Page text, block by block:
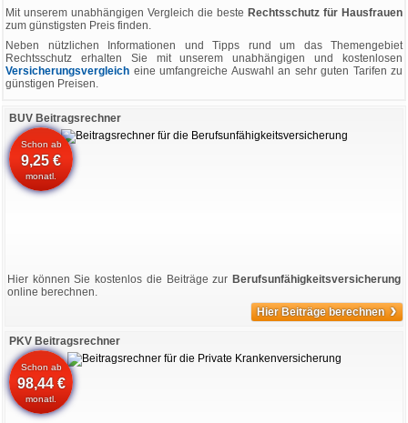
Mit unserem unabhängigen Vergleich die beste Rechtsschutz für Hausfrauen
zum günstigsten Preis finden.
Neben nützlichen Informationen und Tipps rund um das Themengebiet
Rechtsschutz erhalten Sie mit unserem unabhängigen und kostenlosen
Versicherungsvergleich eine umfangreiche Auswahl an sehr guten Tarifen zu
günstigen Preisen.
BUV Beitragsrechner
Schon ab
9,25 €
monatl.
Hier können Sie kostenlos die Beiträge zur Berufsunfähigkeitsversicherung
online berechnen.
Hier Beiträge berechnen ›
PKV Beitragsrechner
Schon ab
98,44 €
monatl.